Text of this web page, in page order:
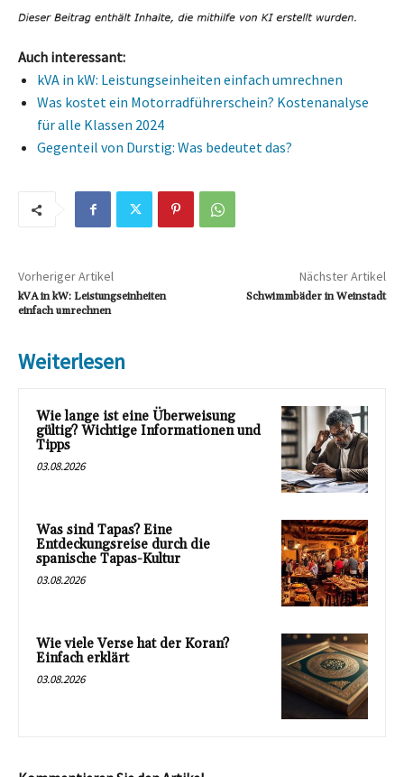
Auch interessant:
kVA in kW: Leistungseinheiten einfach umrechnen
Was kostet ein Motorradführerschein? Kostenanalyse
für alle Klassen 2024
Gegenteil von Durstig: Was bedeutet das?
Vorheriger Artikel
kVA in kW: Leistungseinheiten
einfach umrechnen
Nächster Artikel
Schwimmbäder in Weinstadt
Weiterlesen
Wie lange ist eine Überweisung
gültig? Wichtige Informationen und
Tipps
03.08.2026
Was sind Tapas? Eine
Entdeckungsreise durch die
spanische Tapas-Kultur
03.08.2026
Wie viele Verse hat der Koran?
Einfach erklärt
03.08.2026